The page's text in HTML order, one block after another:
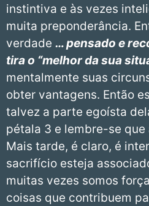
instintiva e às vezes
muita preponderância.
verdade … pensado e
tira o “melhor da sua
mentalmente suas
obter vantagens. Então
talvez a parte egoísta
pétala 3 e lembre-se
Mais tarde, é claro, é
sacrifício esteja
muitas vezes somos
coisas que contribuem